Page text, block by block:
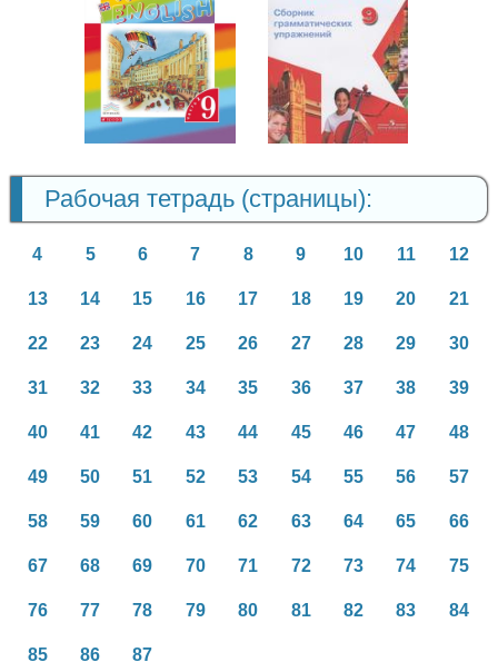
Английский
язык
9 класс
Английский
язык
9 класс
Рабочая тетрадь (страницы):
4 5 6 7 8 9 10 11 12
13 14 15 16 17 18 19 20 21
22 23 24 25 26 27 28 29 30
31 32 33 34 35 36 37 38 39
40 41 42 43 44 45 46 47 48
49 50 51 52 53 54 55 56 57
58 59 60 61 62 63 64 65 66
67 68 69 70 71 72 73 74 75
76 77 78 79 80 81 82 83 84
85 86 87